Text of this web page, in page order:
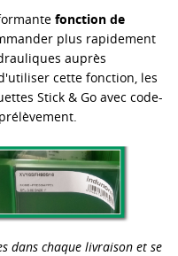
fonction de
plus rapidement
auprès
cette fonction, les
Stick & Go avec code-
dans chaque livraison et se